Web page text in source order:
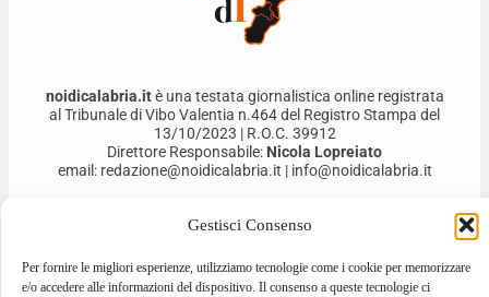
Gestisci Consenso
Per fornire le migliori esperienze, utilizziamo tecnologie come i cookie per memorizzare
e/o accedere alle informazioni del dispositivo. Il consenso a queste tecnologie ci
noidicalabria.itè una testata giornalistica online registrata
al Tribunale di Vibo Valentia n.464 del Registro Stampa del
13/10/2023 | R.O.C. 39912
Direttore Responsabile: Nicola Lopreiato
email: redazione@noidicalabria.it | info@noidicalabria.it